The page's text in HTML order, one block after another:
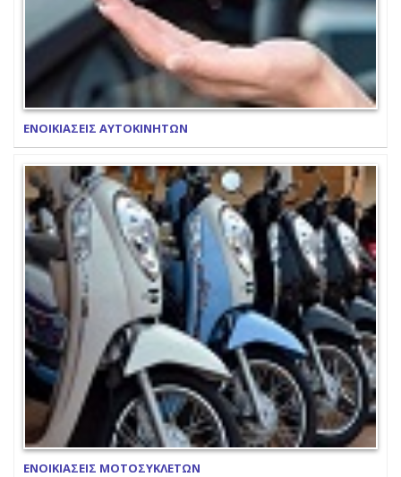
ΕΝΟΙΚΙΑΣΕΙΣ ΑΥΤΟΚΙΝΗΤΩΝ
ΕΝΟΙΚΙΑΣΕΙΣ ΜΟΤΟΣΥΚΛΕΤΩΝ